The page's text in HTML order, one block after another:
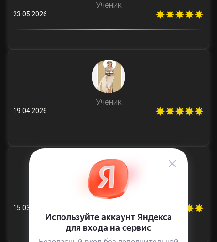
Ученик
23.05.2026
Ученик
19.04.2026
Ученик
15.03.2026